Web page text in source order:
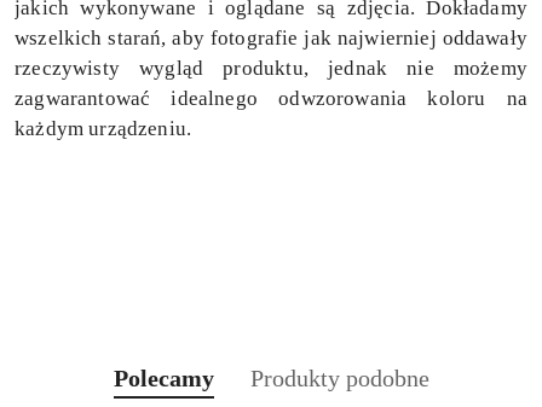
jakich wykonywane i oglądane są zdjęcia. Dokładamy
wszelkich starań, aby fotografie jak najwierniej oddawały
rzeczywisty wygląd produktu, jednak nie możemy
zagwarantować idealnego odwzorowania koloru na
każdym urządzeniu.
Pomiń karuzelę produktów
Produkty
Polecamy
Produkty
Produkty podobne